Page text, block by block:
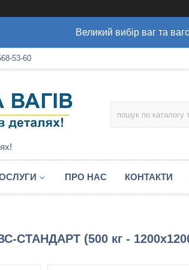
Великий вибір ваг та
53-60
ПРО НАС КОНТАКТИ
СТАНДАРТ (500 кг -